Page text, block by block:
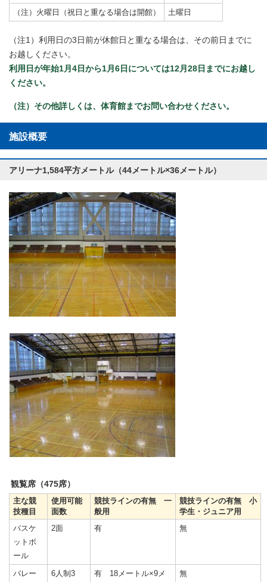
（注）火曜日（祝日と重なる場合は開館）
土曜日
（注1）利用日の3日前が休館日と重なる場合は、その前日までに
お越しください。
利用日が年始1月4日から1月6日については12月28日までにお越し
ください。
（注）その他詳しくは、体育館までお問い合わせください。
施設概要
アリーナ1,584平方メートル（44メートル×36メートル）
観覧席（475席）
主な競
技種目
使用可能
面数
競技ラインの有無 一
般用
競技ラインの有無 小
学生・ジュニア用
バスケ
ットボ
ール
2面 有 無
バレー
6人制3
有 18メートル×9メ
無